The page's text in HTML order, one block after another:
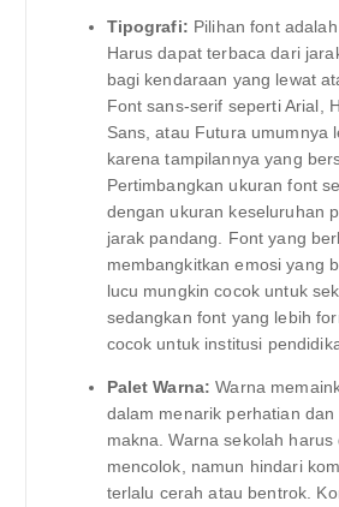
Tipografi: Pilihan font
Harus dapat terbaca dari
bagi kendaraan yang lewat
Font sans-serif seperti Arial,
Sans, atau Futura umumnya
karena tampilannya yang
Pertimbangkan ukuran font
dengan ukuran keseluruhan
jarak pandang. Font yang
membangkitkan emosi yang
lucu mungkin cocok untuk
sedangkan font yang lebih
cocok untuk institusi
Palet Warna: Warna
dalam menarik perhatian
makna. Warna sekolah
mencolok, namun hindari
terlalu cerah atau bentrok.